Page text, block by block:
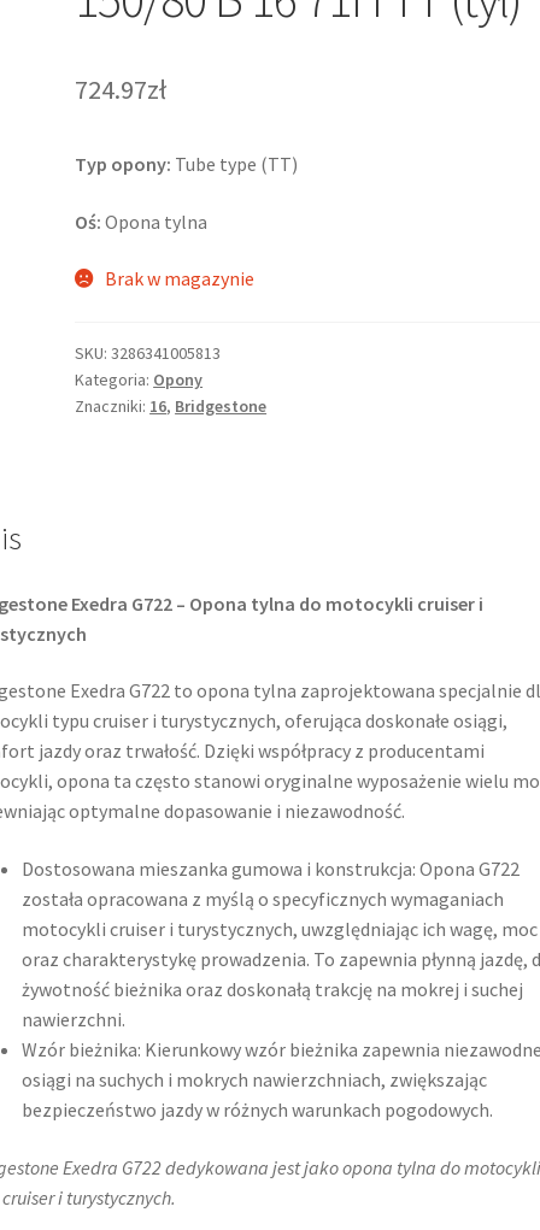
724.97zł
Typ opony: Tube type (TT)
Oś: Opona tylna
Brak w magazynie
SKU:3286341005813
Kategoria: Opony
Znaczniki: 16, Bridgestone
Exedra G722 – Opona tylna do motocykli cruiser i
Exedra G722 to opona tylna zaprojektowana specjalnie
typu cruiser i turystycznych, oferująca doskonałe osiągi,
jazdy oraz trwałość. Dzięki współpracy z producentami
opona ta często stanowi oryginalne wyposażenie wielu
optymalne dopasowanie i niezawodność.​
Dostosowana mieszanka gumowa i konstrukcja: Opona G722
została opracowana z myślą o specyficznych wymaganiach
motocykli cruiser i turystycznych, uwzględniając ich wagę, moc
oraz charakterystykę prowadzenia. To zapewnia płynną jazdę,
żywotność bieżnika oraz doskonałą trakcję na mokrej i suchej
nawierzchni.
Wzór bieżnika: Kierunkowy wzór bieżnika zapewnia
osiągi na suchych i mokrych nawierzchniach, zwiększając
bezpieczeństwo jazdy w różnych warunkach pogodowych.
Exedra G722 dedykowana jest jako opona tylna do motocykli
i turystycznych.